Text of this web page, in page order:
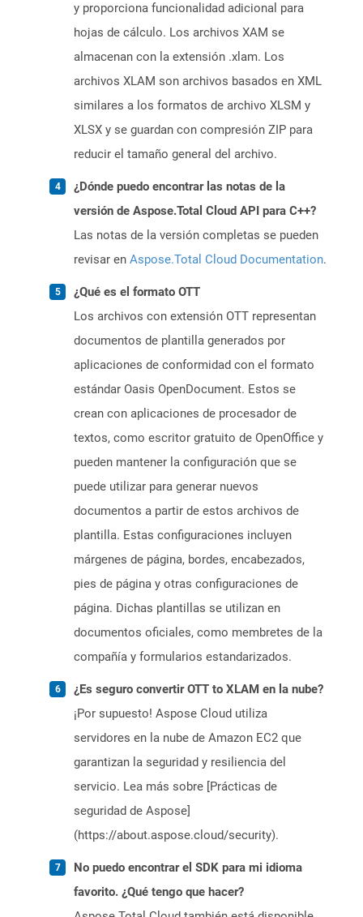
y proporciona funcionalidad adicional para
hojas de cálculo. Los archivos XAM se
almacenan con la extensión .xlam. Los
archivos XLAM son archivos basados ​​en XML
similares a los formatos de archivo XLSM y
XLSX y se guardan con compresión ZIP para
reducir el tamaño general del archivo.
¿Dónde puedo encontrar las notas de la
versión de Aspose.Total Cloud API para C++?
Las notas de la versión completas se pueden
revisar en Aspose.Total Cloud Documentation.
¿Qué es el formato OTT
Los archivos con extensión OTT representan
documentos de plantilla generados por
aplicaciones de conformidad con el formato
estándar Oasis OpenDocument. Estos se
crean con aplicaciones de procesador de
textos, como escritor gratuito de OpenOffice y
pueden mantener la configuración que se
puede utilizar para generar nuevos
documentos a partir de estos archivos de
plantilla. Estas configuraciones incluyen
márgenes de página, bordes, encabezados,
pies de página y otras configuraciones de
página. Dichas plantillas se utilizan en
documentos oficiales, como membretes de la
compañía y formularios estandarizados.
¿Es seguro convertir OTT to XLAM en la nube?
¡Por supuesto! Aspose Cloud utiliza
servidores en la nube de Amazon EC2 que
garantizan la seguridad y resiliencia del
servicio. Lea más sobre [Prácticas de
seguridad de Aspose]
(https://about.aspose.cloud/security).
No puedo encontrar el SDK para mi idioma
favorito. ¿Qué tengo que hacer?